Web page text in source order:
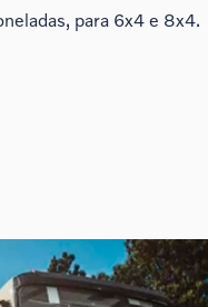
para 6x4 e 8x4.